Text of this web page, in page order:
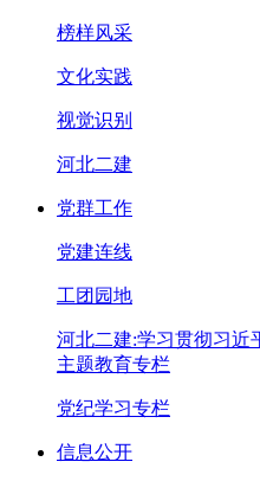
榜样风采
文化实践
视觉识别
河北二建
党群工作
党建连线
工团园地
河北二建:学习贯彻习近
主题教育专栏
党纪学习专栏
信息公开